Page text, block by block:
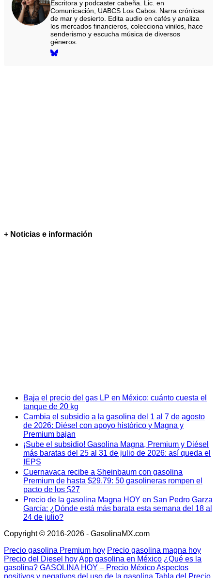
Escritora y podcaster cabeña. Lic. en
Comunicación, UABCS Los Cabos. Narra crónicas
de mar y desierto. Edita audio en cafés y analiza
los mercados financieros, colecciona vinilos, hace
senderismo y escucha música de diversos
géneros.
+ Noticias e información
Baja el precio del gas LP en México: cuánto cuesta el
tanque de 20 kg
Cambia el subsidio a la gasolina del 1 al 7 de agosto
de 2026: Diésel con apoyo histórico y Magna y
Premium bajan
¡Sube el subsidio! Gasolina Magna, Premium y Diésel
más baratas del 25 al 31 de julio de 2026: así queda el
IEPS
Cuernavaca recibe a Sheinbaum con gasolina
Premium de hasta $29.79: 50 gasolineras rompen el
pacto de los $27
Precio de la gasolina Magna HOY en San Pedro Garza
García: ¿Dónde está más barata esta semana del 18 al
24 de julio?
Copyright © 2016-2026 - GasolinaMX.com
Precio gasolina Premium hoy Precio gasolina magna hoy
Precio del Diesel hoyApp gasolina en México ¿Qué es la
gasolina? GASOLINA HOY – Precio MéxicoAspectos
positivos y negativos del uso de la gasolina Tabla del Precio